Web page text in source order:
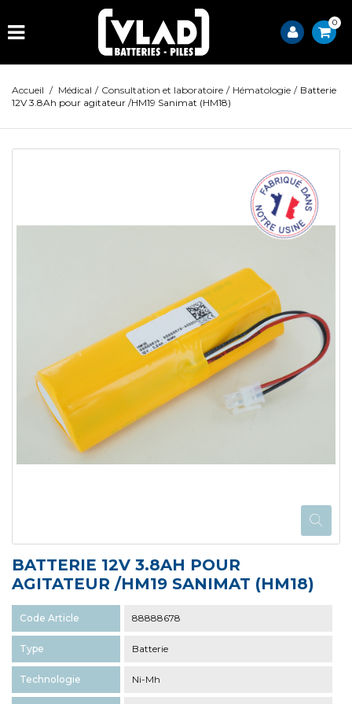
0
Accueil / Médical / Consultation et laboratoire / Hématologie / Batterie
12V 3.8Ah pour agitateur /HM19 Sanimat (HM18)
BATTERIE 12V 3.8AH POUR
AGITATEUR /HM19 SANIMAT (HM18)
Code Article 88888678
Type Batterie
Technologie Ni-Mh